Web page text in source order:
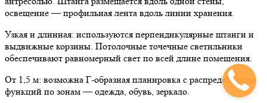
освещение — профильная лента вдоль линии хранения.
Узкая и длинная: используются перпендикулярные штанги и
выдвижные корзины. Потолочные точечные светильники
обеспечивают равномерный свет по всей длине помещения.
От 1,5 м: возможна Г-образная планировка с распределением
функций по зонам — одежда, обувь, зеркало.